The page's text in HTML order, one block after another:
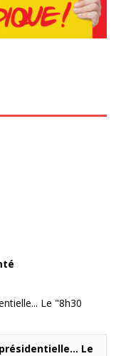
Le "8h30
Le